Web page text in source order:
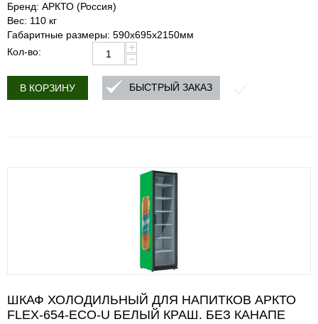
Бренд: АРКТО (Россия)
Вес: 110 кг
Габаритные размеры: 590х695х2150мм
Кол-во:
+
−
В КОРЗИНУ БЫСТРЫЙ ЗАКАЗ
ШКАФ ХОЛОДИЛЬНЫЙ ДЛЯ НАПИТКОВ АРКТО
FLEX-654-ECO-U БЕЛЫЙ КРАШ. БЕЗ КАНАПЕ